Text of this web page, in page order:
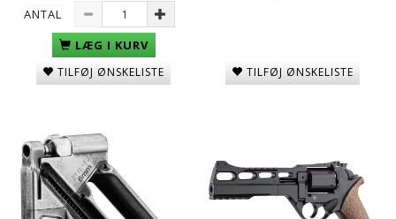
ANTAL
LÆG I KURV
TILFØJ ØNSKELISTE TILFØJ ØNSKELISTE